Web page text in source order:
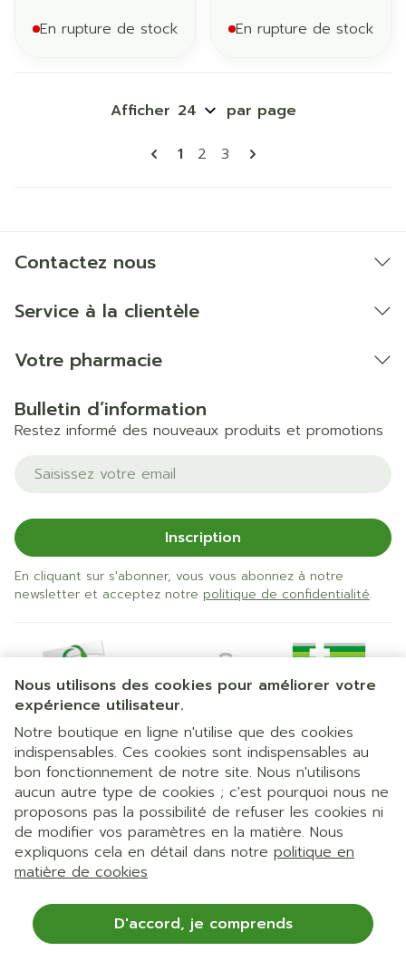
Nous utilisons des cookies pour améliorer votre
expérience utilisateur.
Notre boutique en ligne n'utilise que des cookies
indispensables. Ces cookies sont indispensables au
bon fonctionnement de notre site. Nous n'utilisons
aucun autre type de cookies ; c'est pourquoi nous ne
proposons pas la possibilité de refuser les cookies ni
de modifier vos paramètres en la matière. Nous
expliquons cela en détail dans notre politique en
matière de cookies
D'accord, je comprends
En rupture de stock En rupture de stock
Pages
Vous lisez actuellement la
1 Page
2 Page
3
Afficher par page
Contactez nous
Service à la clientèle
Votre pharmacie
Bulletin d’information
Restez informé des nouveaux produits et promotions
Adresse mail
Inscription
En cliquant sur s'abonner, vous vous abonnez à notre
newsletter et acceptez notre politique de confidentialité.
Liens légaux